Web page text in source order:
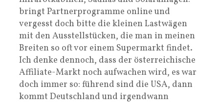
bringt Partnerprogramme online und
vergesst doch bitte die kleinen Lastwägen
mit den Ausstellstücken, die man in meinen
Breiten so oft vor einem Supermarkt findet.
Ich denke dennoch, dass der österreichische
Affiliate-Markt noch aufwachen wird, es war
doch immer so: führend sind die USA, dann
kommt Deutschland und irgendwann